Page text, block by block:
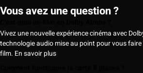
Vous avez une question ?
Vivez une nouvelle expérience cinéma avec
technologie audio mise au point pour vous
film. En savoir plus